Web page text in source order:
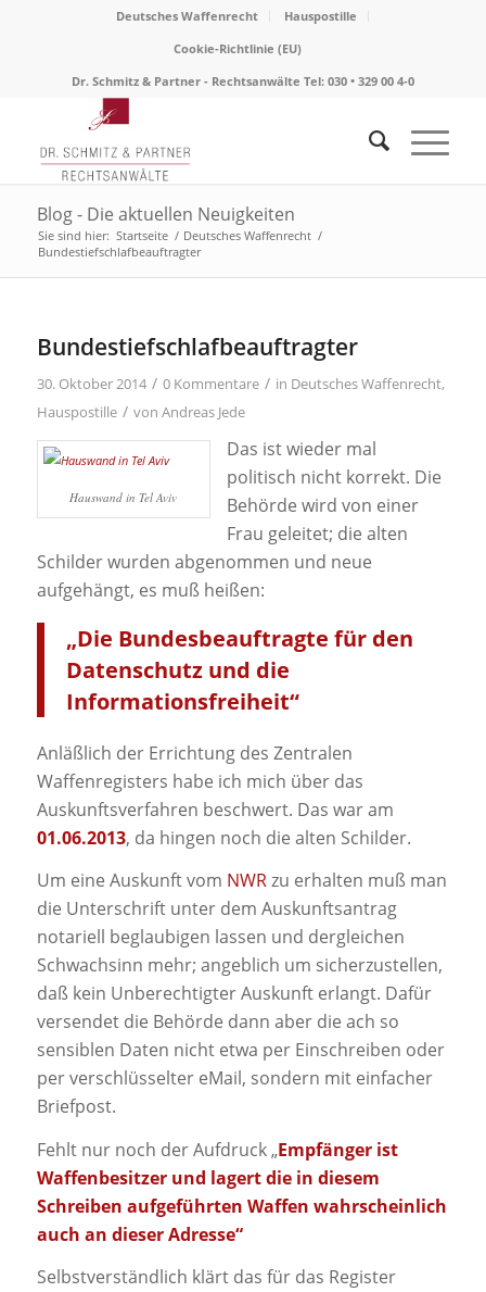
Deutsches Waffenrecht
Hauspostille
Cookie-Richtlinie (EU)
Dr. Schmitz & Partner - Rechtsanwälte Tel: 030 • 329 00 4-0
Blog - Die aktuellen Neuigkeiten
Sie sind hier: Startseite / Deutsches Waffenrecht /
Bundestiefschlafbeauftragter
Bundestiefschlafbeauftragter
30. Oktober 2014 / 0 Kommentare / in Deutsches Waffenrecht,
Hauspostille / von Andreas Jede
Hauswand in Tel Aviv
Das ist wieder mal
politisch nicht korrekt. Die
Behörde wird von einer
Frau geleitet; die alten
Schilder wurden abgenommen und neue
aufgehängt, es muß heißen:
„Die Bundesbeauftragte für den
Datenschutz und die
Informationsfreiheit“
Anläßlich der Errichtung des Zentralen
Waffenregisters habe ich mich über das
Auskunftsverfahren beschwert. Das war am
01.06.2013, da hingen noch die alten Schilder.
Um eine Auskunft vom NWRzu erhalten muß man
die Unterschrift unter dem Auskunftsantrag
notariell beglaubigen lassen und dergleichen
Schwachsinn mehr; angeblich um sicherzustellen,
daß kein Unberechtigter Auskunft erlangt. Dafür
versendet die Behörde dann aber die ach so
sensiblen Daten nicht etwa per Einschreiben oder
per verschlüsselter eMail, sondern mit einfacher
Briefpost.
Fehlt nur noch der Aufdruck „Empfänger ist
Waffenbesitzer und lagert die in diesem
Schreiben aufgeführten Waffen wahrscheinlich
auch an dieser Adresse“
Selbstverständlich klärt das für das Register